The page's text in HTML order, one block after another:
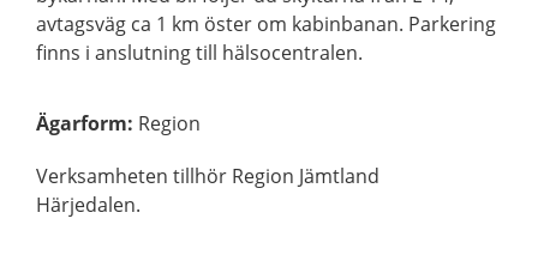
avtagsväg ca 1 km öster om kabinbanan. Parkering
finns i anslutning till hälsocentralen.
Ägarform: Region
Verksamheten tillhör Region Jämtland
Härjedalen.